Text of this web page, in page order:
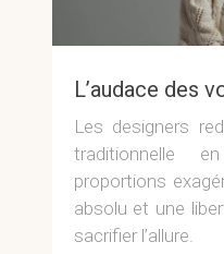
L’audace des
Les designers
traditionnelle
proportions
absolu et une
sacrifier l’allure.